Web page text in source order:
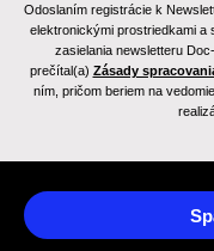
Odoslaním registrácie k
elektronickými prostriedkami a
zasielania newsletteru
prečítal(a) Zásady
ním, pričom beriem na